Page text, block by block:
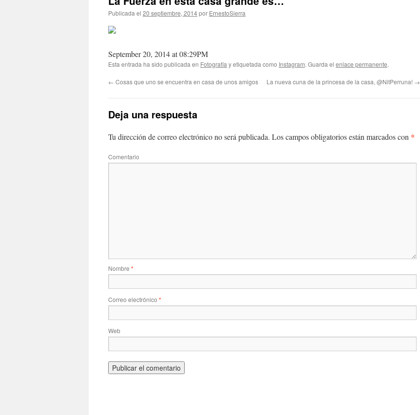
Publicada el 20 septiembre, 2014por ErnestoSierra
September 20, 2014 at 08:29PM
Esta entrada ha sido publicada en Fotografía y etiquetada como Instagram. Guarda el enlace permanente.
← Cosas que uno se encuentra en casa de unos amigos La nueva cuna de la princesa de la casa, @NitPerruna! →
Deja una respuesta
Tu dirección de correo electrónico no será publicada. Los campos obligatorios están marcados con *
Comentario
Nombre *
Correo electrónico *
Web